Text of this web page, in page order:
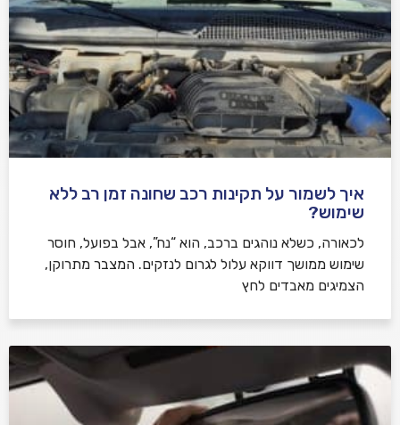
איך לשמור על תקינות רכב שחונה זמן רב ללא
שימוש?
לכאורה, כשלא נוהגים ברכב, הוא “נח”, אבל בפועל, חוסר
שימוש ממושך דווקא עלול לגרום לנזקים. המצבר מתרוקן,
הצמיגים מאבדים לחץ